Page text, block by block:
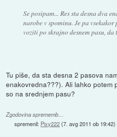
Se posipam... Res sta desna dva
narobe v spominu. Je pa
voziti po skrajno desnem pasu,
Tu piše, da sta desna 2 pasova
enakovredna???). Ali lahko potem
so na srednjem pasu?
Zgodovina sprememb…
spremenil: Pixy222(7. avg 2011 ob 19:42)